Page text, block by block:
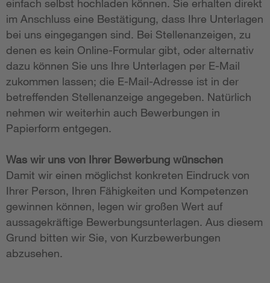
einfach selbst hochladen können. Sie erhalten direkt
im Anschluss eine Bestätigung, dass Ihre Unterlagen
bei uns eingegangen sind. Bei Stellenanzeigen, zu
denen es kein Online-Formular gibt, oder alternativ
dazu können Sie uns Ihre Unterlagen per E-Mail
zukommen lassen; die E-Mail-Adresse ist in der
betreffenden Stellenanzeige angegeben. Natürlich
nehmen wir weiterhin auch Bewerbungen in
Papierform entgegen.
Was wir uns von Ihrer Bewerbung wünschen
Damit wir einen möglichst konkreten Eindruck von
Ihrer Person, Ihren Fähigkeiten und Kompetenzen
gewinnen können, legen wir großen Wert auf
aussagekräftige Bewerbungsunterlagen. Aus diesem
Grund bitten wir Sie, von Kurzbewerbungen
abzusehen.